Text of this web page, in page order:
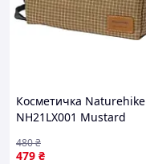
Косметичка Naturehike
NH21LX001 Mustard
479 ₴
480₴